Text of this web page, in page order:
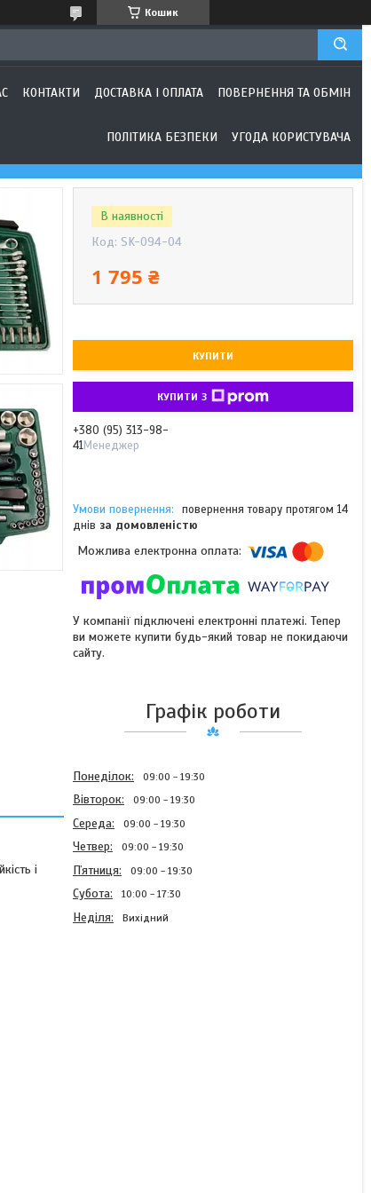
Кошик
КОНТАКТИ ДОСТАВКА І ОПЛАТА ПОВЕРНЕННЯ ТА ОБМІН
ПОЛІТИКА БЕЗПЕКИ УГОДА КОРИСТУВАЧА
і
В наявності
Код: SK-094-04
1 795 ₴
КУПИТИ
КУПИТИ З
+380 (95) 313-98-
41Менеджер
повернення товару протягом 14
днів за домовленістю
У компанії підключені електронні платежі. Тепер
ви можете купити будь-який товар не покидаючи
сайту.
Графік роботи
Понеділок 09:00 19:30
Вівторок 09:00 19:30
Середа 09:00 19:30
Четвер 09:00 19:30
Пʼятниця 09:00 19:30
Субота 10:00 17:30
Неділя Вихідний